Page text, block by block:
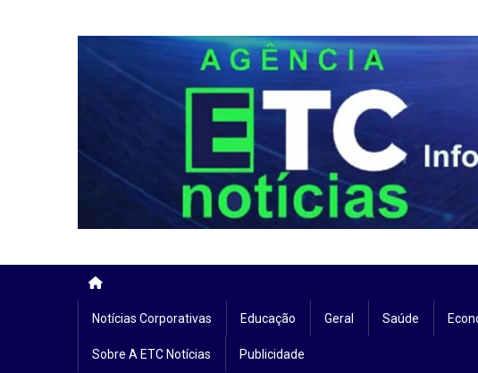
Notícias Corporativas Educação Geral Saúde
Sobre A ETC Notícias Publicidade